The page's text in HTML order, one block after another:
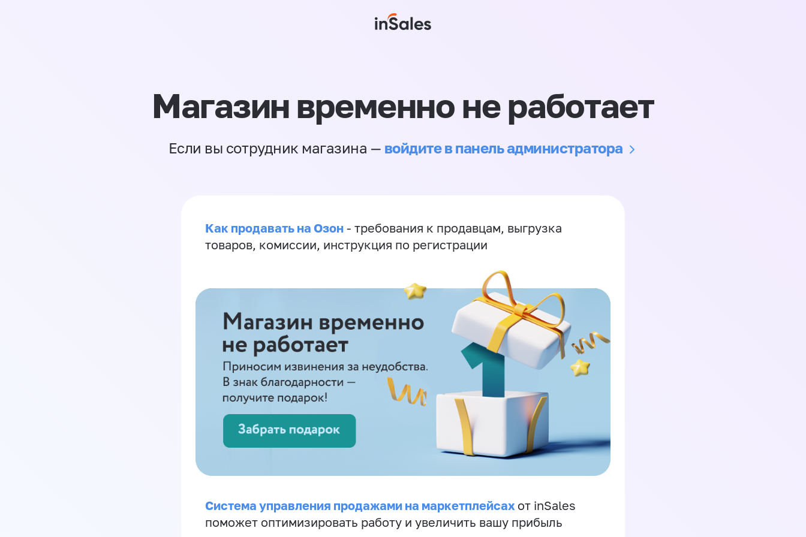
Магазин временно не работает
Если вы сотрудник магазина — войдите в панель администратора
Как продавать на Озон - требования к продавцам, выгрузка
товаров, комиссии, инструкция по регистрации
Система управления продажами на маркетплейсах от inSales
поможет оптимизировать работу и увеличить вашу прибыль